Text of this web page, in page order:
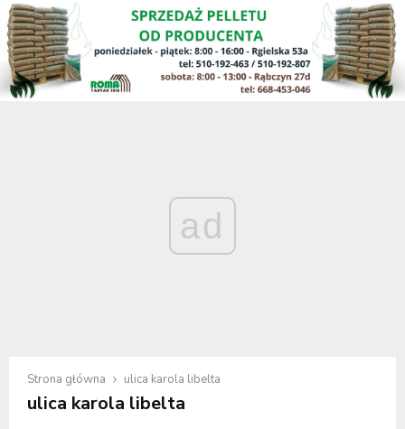
ad
Strona główna ulica karola libelta
ulica karola libelta